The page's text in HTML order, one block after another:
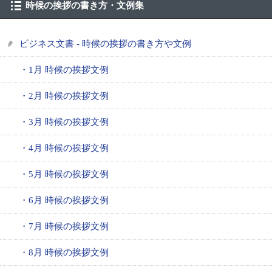
時候の挨拶の書き方・文例集
ビジネス文書 - 時候の挨拶の書き方や文例
・1月 時候の挨拶文例
・2月 時候の挨拶文例
・3月 時候の挨拶文例
・4月 時候の挨拶文例
・5月 時候の挨拶文例
・6月 時候の挨拶文例
・7月 時候の挨拶文例
・8月 時候の挨拶文例